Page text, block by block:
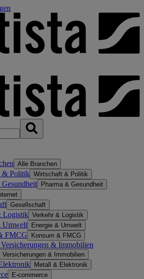
Alle Branchen
& Politik Wirtschaft & Politik
Pharma & Gesundheit
Gesellschaft
Logistik Verkehr & Logistik
Umwelt Energie & Umwelt
FMCG Konsum & FMCG
& Immobilien
Versicherungen & Immobilien
Metall & Elektronik
E-commerce